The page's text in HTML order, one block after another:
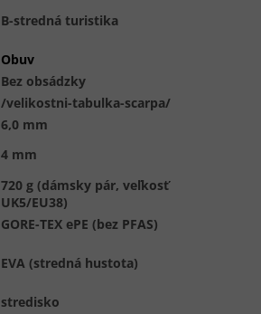
B-stredná turistika
Obuv
Bez obsádzky
/velikostni-tabulka-scarpa/
6,0 mm
4 mm
720 g (dámsky pár, veľkosť
UK5/EU38)
GORE-TEX ePE (bez PFAS)
EVA (stredná hustota)
stredisko